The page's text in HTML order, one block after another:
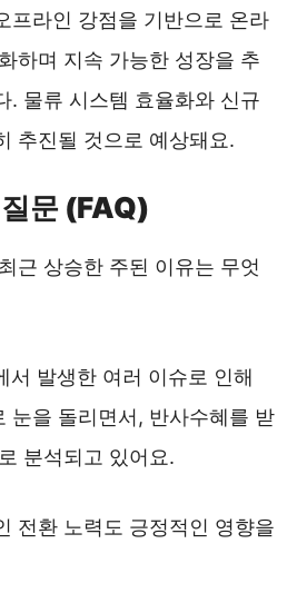
프라인 강점을 기반으로 온라
하며 지속 가능한 성장을 추
. 물류 시스템 효율화와 신규
추진될 것으로 예상돼요.
문 (FAQ)
근 상승한 주된 이유는 무엇
서 발생한 여러 이슈로 인해
눈을 돌리면서, 반사수혜를 받
분석되고 있어요.
전환 노력도 긍정적인 영향을